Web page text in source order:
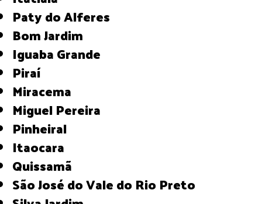
Paty do Alferes
Bom Jardim
Iguaba Grande
Piraí
Miracema
Miguel Pereira
Pinheiral
Itaocara
Quissamã
São José do Vale do Rio Preto